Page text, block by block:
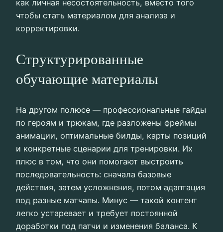
как личная несостоятельность, вместо того
чтобы стать материалом для анализа и
корректировки.
Структурированные
обучающие материалы
На другом полюсе — профессиональные гайды
по героям и трюкам, где разложены фреймы
анимации, оптимальные билды, карты позиций
и конкретные сценарии для тренировки. Их
плюс в том, что они помогают выстроить
последовательность: сначала базовые
действия, затем усложнения, потом адаптация
под разные матчапы. Минус — такой контент
легко устаревает и требует постоянной
доработки под патчи и изменения баланса. К